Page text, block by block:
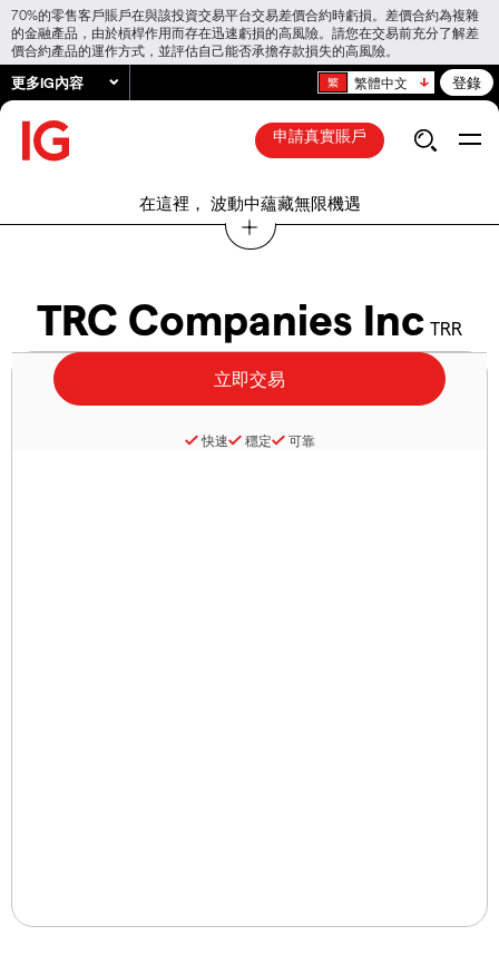
70%的零售客戶賬戶在與該投資交易平台交易差價合約時虧損。差價合約為複雜
的金融產品，由於槓桿作用而存在迅速虧損的高風險。請您在交易前充分了解差
價合約產品的運作方式，並評估自己能否承擔存款損失的高風險。
更多IG內容 繁體中文 登錄
申請真實賬戶
在這裡， 波動中蘊藏無限機遇
TRC Companies Inc TRR
快速 穩定 可靠